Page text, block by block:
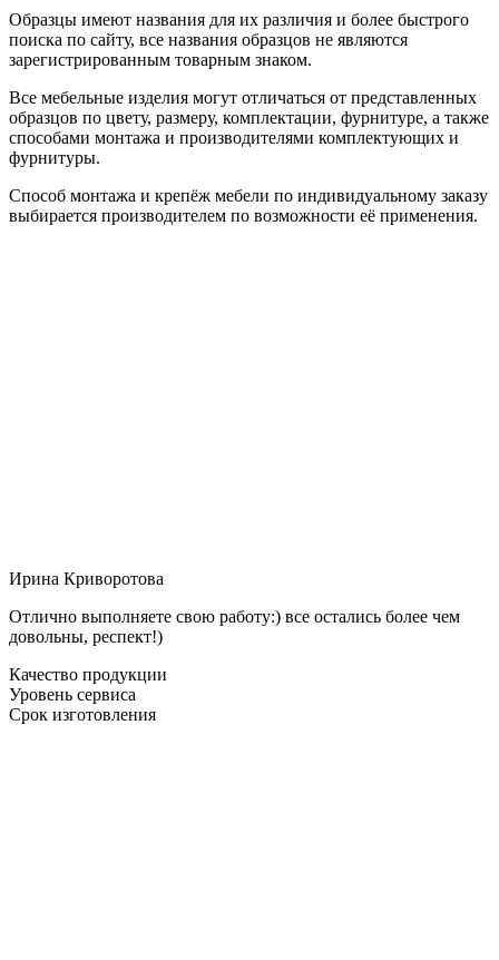
Образцы имеют названия для их различия и более быстрого
поиска по сайту, все названия образцов не являются
зарегистрированным товарным знаком.
Все мебельные изделия могут отличаться от представленных
образцов по цвету, размеру, комплектации, фурнитуре, а также
способами монтажа и производителями комплектующих и
фурнитуры.
Способ монтажа и крепёж мебели по индивидуальному заказу
выбирается производителем по возможности её применения.
Ирина Криворотова
Отлично выполняете свою работу:) все остались более чем
довольны, респект!)
Качество продукции
Уровень сервиса
Срок изготовления